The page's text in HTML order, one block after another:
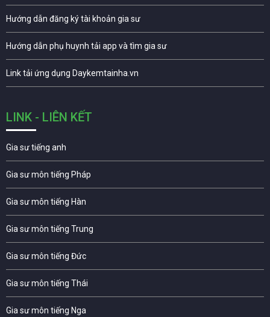
Hướng dẫn đăng ký tài khoản gia sư
Hướng dẫn phụ huynh tải app và tìm gia sư
Link tải ứng dụng Daykemtainha.vn
LINK - LIÊN KẾT
Gia sư tiếng anh
Gia sư môn tiếng Pháp
Gia sư môn tiếng Hàn
Gia sư môn tiếng Trung
Gia sư môn tiếng Đức
Gia sư môn tiếng Thái
Gia sư môn tiếng Nga